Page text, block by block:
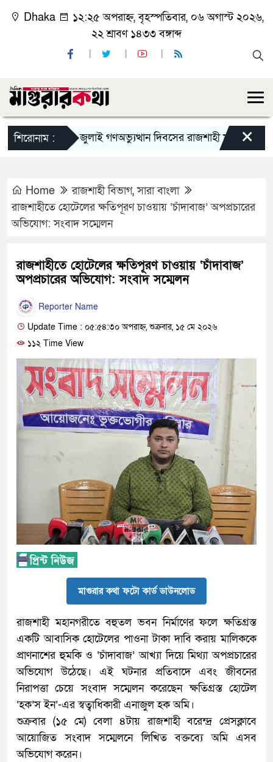
Dhaka
১২:২৫ অপরাহ্ন, বৃহস্পতিবার, ০৬ অগাস্ট ২০২৬,
২২ শ্রাবণ ১৪৩৩ বঙ্গাব্দ
শিরোনাম :জুলাই গণঅভ্যুত্থান দিবসের রাজশাহী মহানগর বিএনপির
×
Home রাজশাহী বিভাগ,সারা বাংলা
রাজশাহীতে হোটেলের ক্ষতিপূরণ চাওয়ায় ‘চাঁদাবাজ’ অপপ্রচারের
অভিযোগ: সংবাদ সম্মেলন
রাজশাহীতে হোটেলের ক্ষতিপূরণ চাওয়ায় ‘চাঁদাবাজ’
অপপ্রচারের অভিযোগ: সংবাদ সম্মেলন
Reporter Name
Update Time : ০৫:৫৪:৩০ অপরাহ্ন, শুক্রবার, ১৫ মে ২০২৬
১১২ Time View
মাগুরার কথা ফটো কার্ড ডাউনলোড
রাজশাহী মহানগরীতে বহুতল ভবন নির্মাণের ফলে ক্ষতিগ্রস্ত
একটি আবাসিক হোটেলের পাওনা টাকা দাবি করায় মালিককে
প্রাণনাশের হুমকি ও ‘চাঁদাবাজ’ আখ্যা দিয়ে মিথ্যা অপপ্রচারের
অভিযোগ উঠেছে। এই ঘটনার প্রতিবাদে এবং জীবনের
নিরাপত্তা চেয়ে সংবাদ সম্মেলন করেছেন ক্ষতিগ্রস্ত হোটেল
‘হক’স ইন’-এর স্বত্বাধিকারী এনাজুল হক অমি।
​শুক্রবার (১৫ মে) বেলা ৪টায় রাজশাহী বরেন্দ্র প্রেসক্লাবে
আয়োজিত সংবাদ সম্মেলনে লিখিত বক্তব্যে অমি এসব
অভিযোগ করেন।